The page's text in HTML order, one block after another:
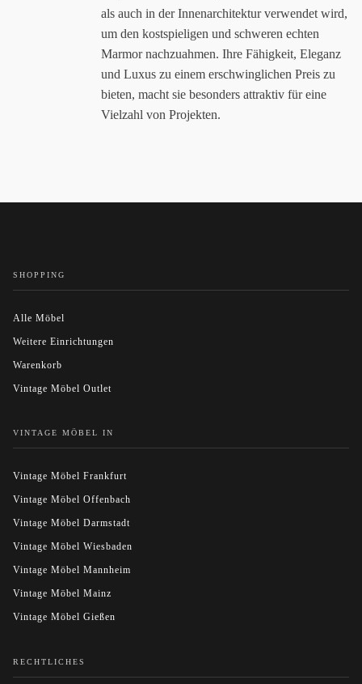
als auch in der Innenarchitektur verwendet wird,
um den kostspieligen und schweren echten
Marmor nachzuahmen. Ihre Fähigkeit, Eleganz
und Luxus zu einem erschwinglichen Preis zu
bieten, macht sie besonders attraktiv für eine
Vielzahl von Projekten.
SHOPPING
Alle Möbel
Weitere Einrichtungen
Warenkorb
Vintage Möbel Outlet
VINTAGE MÖBEL IN
Vintage Möbel Frankfurt
Vintage Möbel Offenbach
Vintage Möbel Darmstadt
Vintage Möbel Wiesbaden
Vintage Möbel Mannheim
Vintage Möbel Mainz
Vintage Möbel Gießen
RECHTLICHES